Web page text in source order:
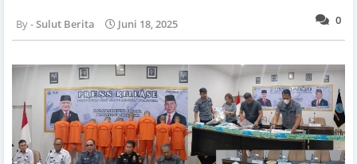
0
Sulut Berita Juni 18, 2025